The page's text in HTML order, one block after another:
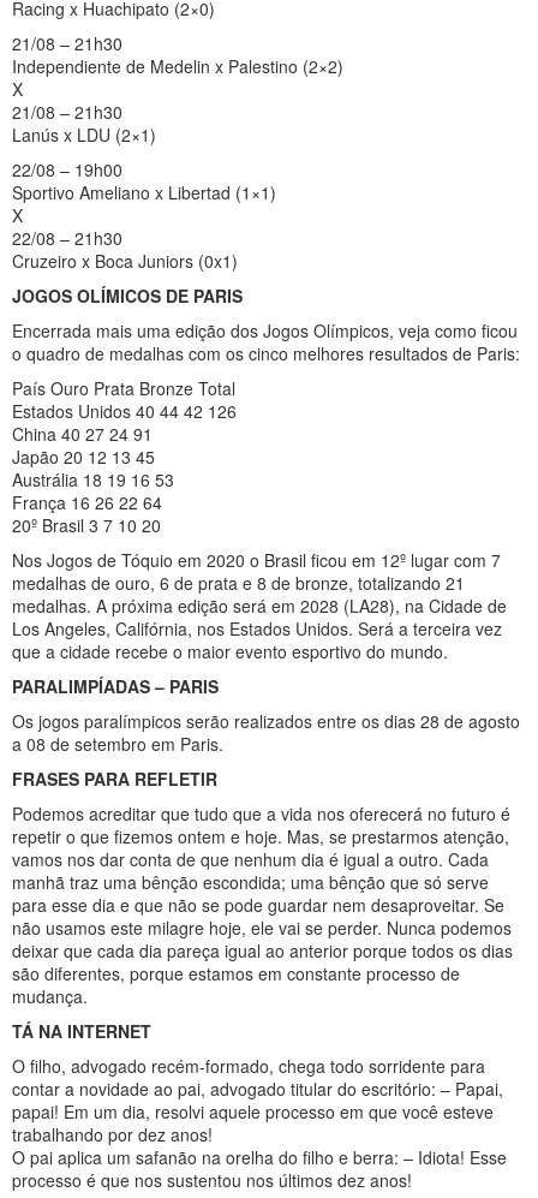
Racing x Huachipato (2×0)
21/08 – 21h30
Independiente de Medelin x Palestino (2×2)
X
21/08 – 21h30
Lanús x LDU (2×1)
22/08 – 19h00
Sportivo Ameliano x Libertad (1×1)
X
22/08 – 21h30
Cruzeiro x Boca Juniors (0x1)
JOGOS OLÍMICOS DE PARIS
Encerrada mais uma edição dos Jogos Olímpicos, veja como ficou
o quadro de medalhas com os cinco melhores resultados de Paris:
País Ouro Prata Bronze Total
Estados Unidos 40 44 42 126
China 40 27 24 91
Japão 20 12 13 45
Austrália 18 19 16 53
França 16 26 22 64
20º Brasil 3 7 10 20
Nos Jogos de Tóquio em 2020 o Brasil ficou em 12º lugar com 7
medalhas de ouro, 6 de prata e 8 de bronze, totalizando 21
medalhas. A próxima edição será em 2028 (LA28), na Cidade de
Los Angeles, Califórnia, nos Estados Unidos. Será a terceira vez
que a cidade recebe o maior evento esportivo do mundo.
PARALIMPÍADAS – PARIS
Os jogos paralímpicos serão realizados entre os dias 28 de agosto
a 08 de setembro em Paris.
FRASES PARA REFLETIR
Podemos acreditar que tudo que a vida nos oferecerá no futuro é
repetir o que fizemos ontem e hoje. Mas, se prestarmos atenção,
vamos nos dar conta de que nenhum dia é igual a outro. Cada
manhã traz uma bênção escondida; uma bênção que só serve
para esse dia e que não se pode guardar nem desaproveitar. Se
não usamos este milagre hoje, ele vai se perder. Nunca podemos
deixar que cada dia pareça igual ao anterior porque todos os dias
são diferentes, porque estamos em constante processo de
mudança.
TÁ NA INTERNET
O filho, advogado recém-formado, chega todo sorridente para
contar a novidade ao pai, advogado titular do escritório: – Papai,
papai! Em um dia, resolvi aquele processo em que você esteve
trabalhando por dez anos!
O pai aplica um safanão na orelha do filho e berra: – Idiota! Esse
processo é que nos sustentou nos últimos dez anos!